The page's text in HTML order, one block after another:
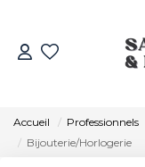
Accueil Professionnels
Bijouterie/Horlogerie